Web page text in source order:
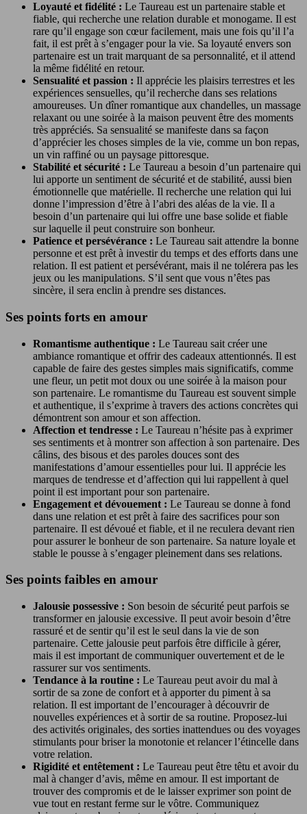
Loyauté et fidélité : Le Taureau est un partenaire stable et
fiable, qui recherche une relation durable et monogame. Il est
rare qu’il engage son cœur facilement, mais une fois qu’il l’a
fait, il est prêt à s’engager pour la vie. Sa loyauté envers son
partenaire est un trait marquant de sa personnalité, et il attend
la même fidélité en retour.
Sensualité et passion : Il apprécie les plaisirs terrestres et les
expériences sensuelles, qu’il recherche dans ses relations
amoureuses. Un dîner romantique aux chandelles, un massage
relaxant ou une soirée à la maison peuvent être des moments
très appréciés. Sa sensualité se manifeste dans sa façon
d’apprécier les choses simples de la vie, comme un bon repas,
un vin raffiné ou un paysage pittoresque.
Stabilité et sécurité : Le Taureau a besoin d’un partenaire qui
lui apporte un sentiment de sécurité et de stabilité, aussi bien
émotionnelle que matérielle. Il recherche une relation qui lui
donne l’impression d’être à l’abri des aléas de la vie. Il a
besoin d’un partenaire qui lui offre une base solide et fiable
sur laquelle il peut construire son bonheur.
Patience et persévérance : Le Taureau sait attendre la bonne
personne et est prêt à investir du temps et des efforts dans une
relation. Il est patient et persévérant, mais il ne tolérera pas les
jeux ou les manipulations. S’il sent que vous n’êtes pas
sincère, il sera enclin à prendre ses distances.
Ses points forts en amour
Romantisme authentique : Le Taureau sait créer une
ambiance romantique et offrir des cadeaux attentionnés. Il est
capable de faire des gestes simples mais significatifs, comme
une fleur, un petit mot doux ou une soirée à la maison pour
son partenaire. Le romantisme du Taureau est souvent simple
et authentique, il s’exprime à travers des actions concrètes qui
démontrent son amour et son affection.
Affection et tendresse : Le Taureau n’hésite pas à exprimer
ses sentiments et à montrer son affection à son partenaire. Des
câlins, des bisous et des paroles douces sont des
manifestations d’amour essentielles pour lui. Il apprécie les
marques de tendresse et d’affection qui lui rappellent à quel
point il est important pour son partenaire.
Engagement et dévouement : Le Taureau se donne à fond
dans une relation et est prêt à faire des sacrifices pour son
partenaire. Il est dévoué et fiable, et il ne reculera devant rien
pour assurer le bonheur de son partenaire. Sa nature loyale et
stable le pousse à s’engager pleinement dans ses relations.
Ses points faibles en amour
Jalousie possessive : Son besoin de sécurité peut parfois se
transformer en jalousie excessive. Il peut avoir besoin d’être
rassuré et de sentir qu’il est le seul dans la vie de son
partenaire. Cette jalousie peut parfois être difficile à gérer,
mais il est important de communiquer ouvertement et de le
rassurer sur vos sentiments.
Tendance à la routine : Le Taureau peut avoir du mal à
sortir de sa zone de confort et à apporter du piment à sa
relation. Il est important de l’encourager à découvrir de
nouvelles expériences et à sortir de sa routine. Proposez-lui
des activités originales, des sorties inattendues ou des voyages
stimulants pour briser la monotonie et relancer l’étincelle dans
votre relation.
Rigidité et entêtement : Le Taureau peut être têtu et avoir du
mal à changer d’avis, même en amour. Il est important de
trouver des compromis et de le laisser exprimer son point de
vue tout en restant ferme sur le vôtre. Communiquez